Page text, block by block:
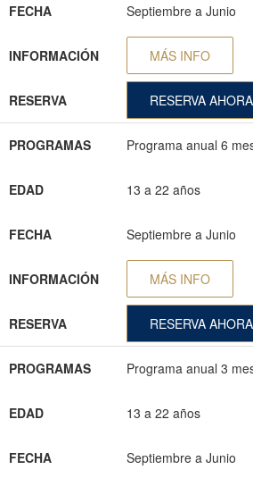
FECHA Septiembre a Junio
INFORMACIÓN MÁS INFO
RESERVA RESERVA AHORA
PROGRAMAS Programa anual 6
EDAD 13 a 22 años
FECHA Septiembre a Junio
INFORMACIÓN MÁS INFO
RESERVA RESERVA AHORA
PROGRAMAS Programa anual 3
EDAD 13 a 22 años
FECHA Septiembre a Junio